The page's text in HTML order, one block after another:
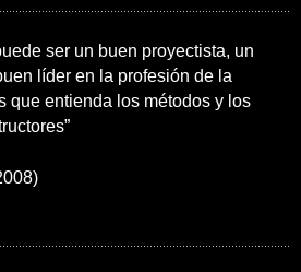
ser un buen proyectista, un
líder en la profesión de la
que entienda los métodos y los